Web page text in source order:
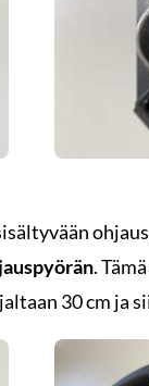
.
30 cm ja